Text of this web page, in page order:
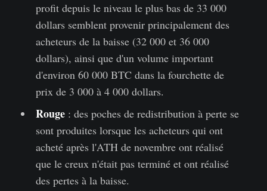
profit depuis le niveau le plus bas de 33 000
dollars semblent provenir principalement des
acheteurs de la baisse (32 000 et 36 000
dollars), ainsi que d'un volume important
d'environ 60 000 BTC dans la fourchette de
prix de 3 000 à 4 000 dollars.
Rouge : des poches de redistribution à perte se
sont produites lorsque les acheteurs qui ont
acheté après l'ATH de novembre ont réalisé
que le creux n'était pas terminé et ont réalisé
des pertes à la baisse.